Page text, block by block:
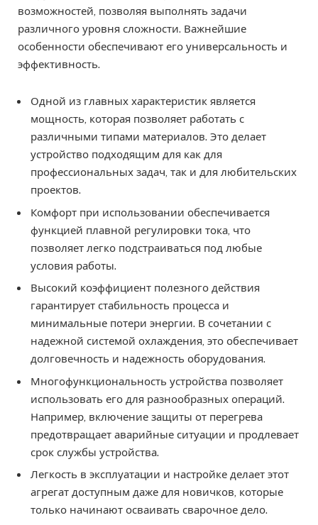
возможностей, позволяя выполнять задачи
различного уровня сложности. Важнейшие
особенности обеспечивают его универсальность и
эффективность.
Одной из главных характеристик является
мощность, которая позволяет работать с
различными типами материалов. Это делает
устройство подходящим для как для
профессиональных задач, так и для любительских
проектов.
Комфорт при использовании обеспечивается
функцией плавной регулировки тока, что
позволяет легко подстраиваться под любые
условия работы.
Высокий коэффициент полезного действия
гарантирует стабильность процесса и
минимальные потери энергии. В сочетании с
надежной системой охлаждения, это обеспечивает
долговечность и надежность оборудования.
Многофункциональность устройства позволяет
использовать его для разнообразных операций.
Например, включение защиты от перегрева
предотвращает аварийные ситуации и продлевает
срок службы устройства.
Легкость в эксплуатации и настройке делает этот
агрегат доступным даже для новичков, которые
только начинают осваивать сварочное дело.